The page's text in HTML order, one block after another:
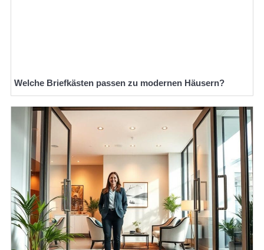
Welche Briefkästen passen zu modernen Häusern?